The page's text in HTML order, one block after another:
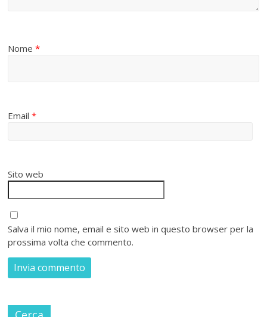
Nome*
Email*
Sito web
Salva il mio nome, email e sito web in questo browser per la
prossima volta che commento.